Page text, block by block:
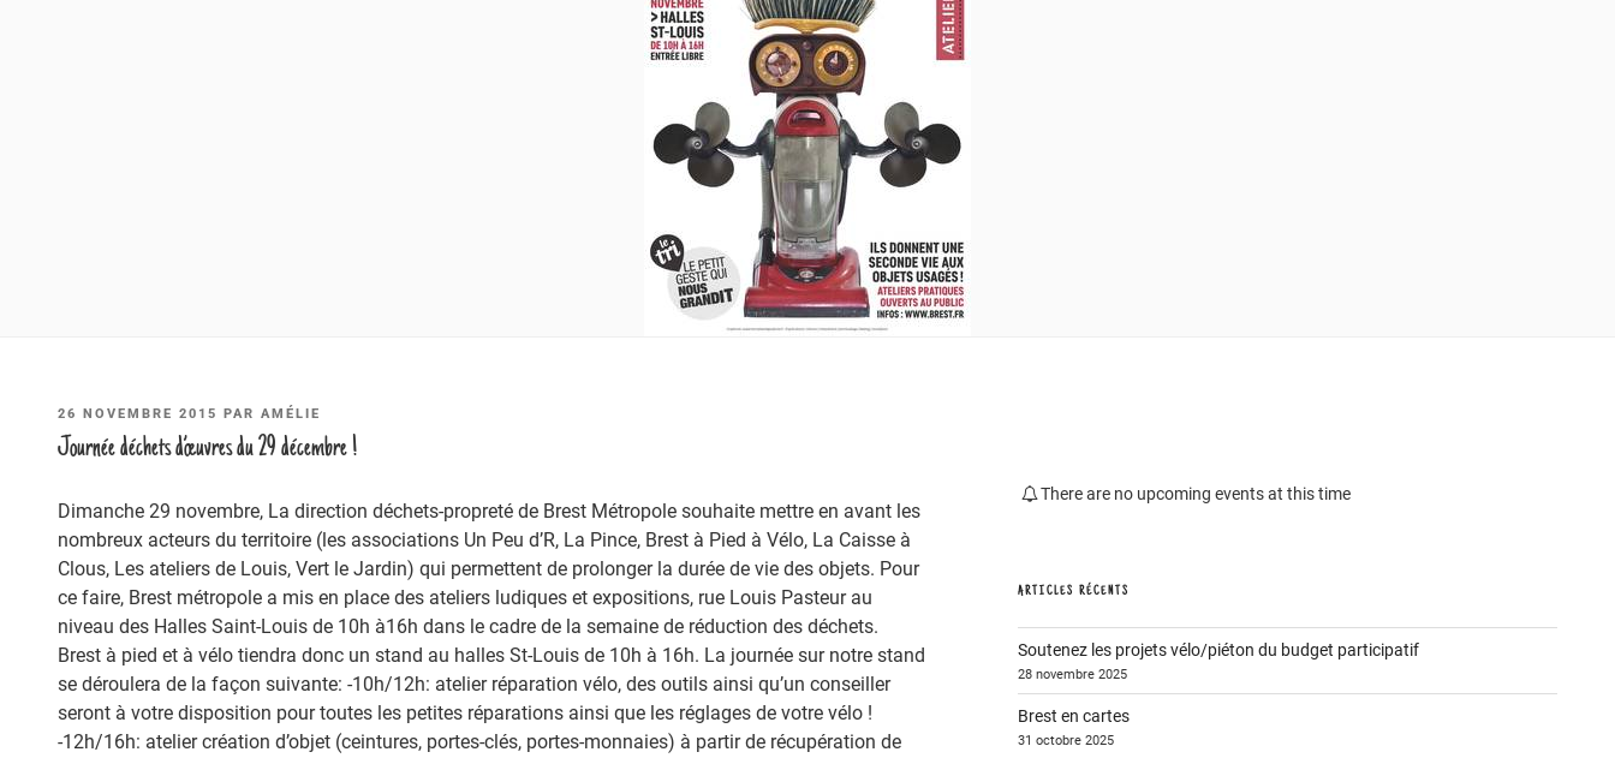
PUBLIÉ
LE
26 NOVEMBRE 2015 PAR AMÉLIE
Journée déchets d’œuvres du 29 décembre !
Dimanche 29 novembre, La direction déchets-propreté de Brest Métropole souhaite mettre en avant les
nombreux acteurs du territoire (les associations Un Peu d’R, La Pince, Brest à Pied à Vélo, La Caisse à
Clous, Les ateliers de Louis, Vert le Jardin) qui permettent de prolonger la durée de vie des objets. Pour
ce faire, Brest métropole a mis en place des ateliers ludiques et expositions, rue Louis Pasteur au
niveau des Halles Saint-Louis de 10h à16h dans le cadre de la semaine de réduction des déchets.
Brest à pied et à vélo tiendra donc un stand au halles St-Louis de 10h à 16h. La journée sur notre stand
se déroulera de la façon suivante: -10h/12h: atelier réparation vélo, des outils ainsi qu’un conseiller
seront à votre disposition pour toutes les petites réparations ainsi que les réglages de votre vélo !
-12h/16h: atelier création d’objet (ceintures, portes-clés, portes-monnaies) à partir de récupération de
There are no upcoming events at this time
ARTICLES RÉCENTS
Soutenez les projets vélo/piéton du budget participatif
28 novembre 2025
Brest en cartes
31 octobre 2025